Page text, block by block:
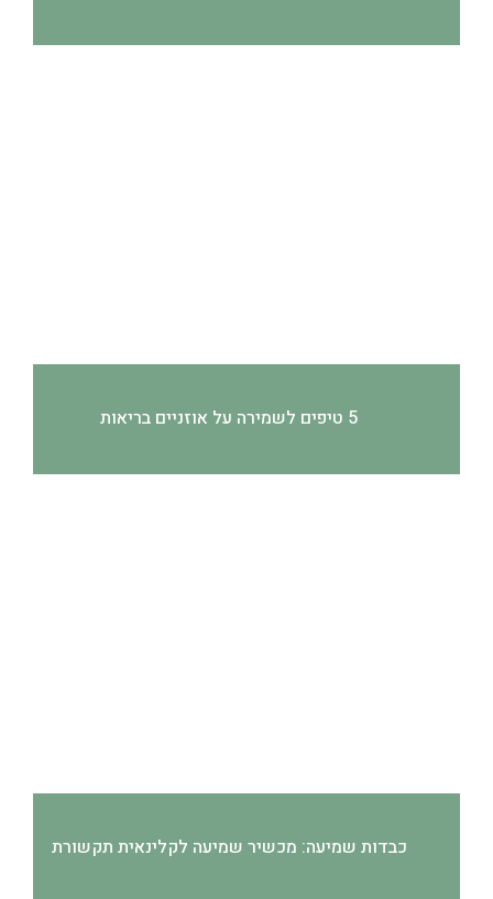
5 טיפים לשמירה על אוזניים בריאות
כבדות שמיעה: מכשיר שמיעה לקלינאית תקשורת